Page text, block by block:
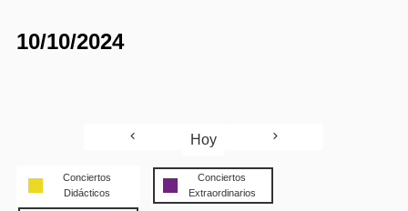
10/10/2024
Hoy
Conciertos
Didácticos
Conciertos
Extraordinarios